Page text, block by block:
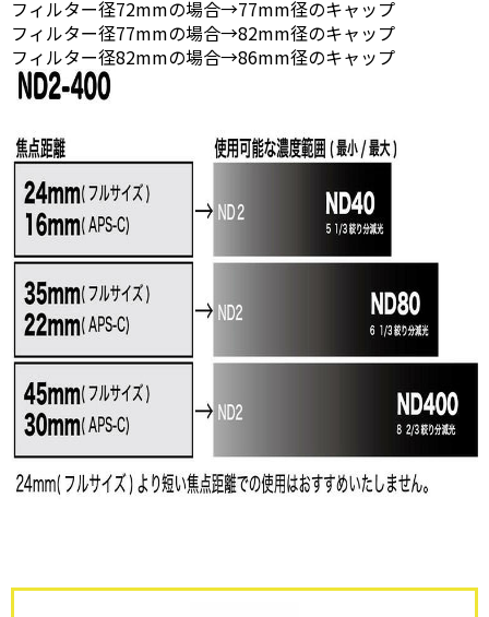
フィルター径72mmの場合→77mm径のキャップ
フィルター径77mmの場合→82mm径のキャップ
フィルター径82mmの場合→86mm径のキャップ